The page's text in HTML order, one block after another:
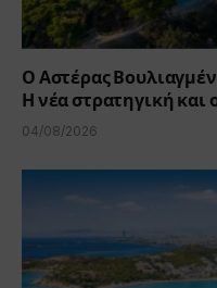
Ο Αστέρας
Η νέα στρατηγική και
04/08/2026